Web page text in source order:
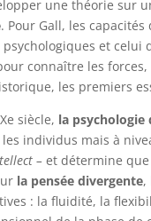
une théorie sur
. Pour Gall, les
et celui
connaître les
les premiers
siècle, la
individus mais à
–et détermine
la pensée divergente,
: la fluidité, la